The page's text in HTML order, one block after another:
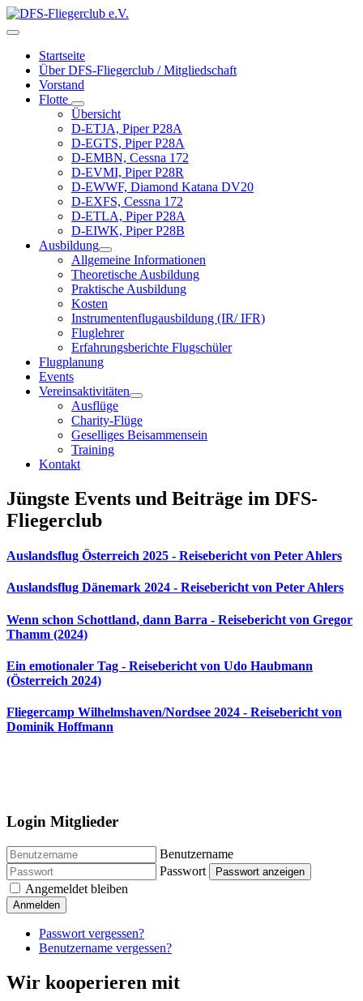
Startseite
Über DFS-Fliegerclub / Mitgliedschaft
Vorstand
Flotte
Übersicht
D-ETJA, Piper P28A
D-EGTS, Piper P28A
D-EMBN, Cessna 172
D-EVMI, Piper P28R
D-EWWF, Diamond Katana DV20
D-EXFS, Cessna 172
D-ETLA, Piper P28A
D-EIWK, Piper P28B
Ausbildung
Allgemeine Informationen
Theoretische Ausbildung
Praktische Ausbildung
Kosten
Instrumentenflugausbildung (IR/ IFR)
Fluglehrer
Erfahrungsberichte Flugschüler
Flugplanung
Events
Vereinsaktivitäten
Ausflüge
Charity-Flüge
Geselliges Beisammensein
Training
Kontakt
Jüngste Events und Beiträge im DFS-
Fliegerclub
Auslandsflug Österreich 2025 - Reisebericht von Peter Ahlers
Auslandsflug Dänemark 2024 - Reisebericht von Peter Ahlers
Wenn schon Schottland, dann Barra - Reisebericht von Gregor
Thamm (2024)
Ein emotionaler Tag - Reisebericht von Udo Haubmann
(Österreich 2024)
Fliegercamp Wilhelmshaven/Nordsee 2024 - Reisebericht von
Dominik Hoffmann
Login Mitglieder
Benutzername
Passwort
Passwort anzeigen
Angemeldet bleiben
Anmelden
Passwort vergessen?
Benutzername vergessen?
Wir kooperieren mit